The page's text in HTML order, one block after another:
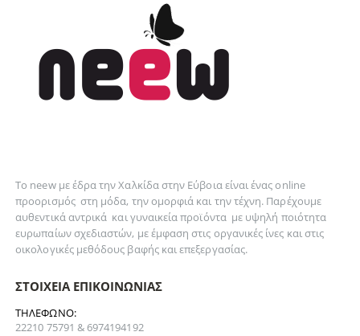
Το neew με έδρα την Xαλκίδα στην Εύβοια είναι ένας online
προορισμός στη μόδα, τηνομορφιά και τηντέχνη. Παρέχουμε
αυθεντικάαντρικά καιγυναικείαπροϊόντα με υψηλή ποιότητα
ευρωπαίων σχεδιαστών, με έμφαση στις οργανικές ίνες και στις
οικολογικές μεθόδους βαφής και επεξεργασίας.
ΣΤΟΙΧΕΊΑ ΕΠΙΚΟΙΝΩΝΊΑΣ
ΤΗΛΈΦΩΝΟ:
22210 75791 & 6974194192